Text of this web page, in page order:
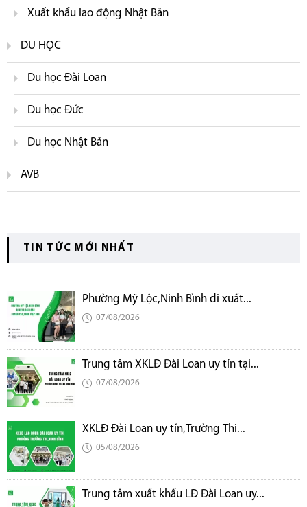
Xuất khẩu lao động Nhật Bản
DU HỌC
Du học Đài Loan
Du học Đức
Du học Nhật Bản
AVB
TIN TỨC MỚI NHẤT
Phường Mỹ Lộc,Ninh Bình đi xuất...
07/08/2026
Trung tâm XKLĐ Đài Loan uy tín tại...
07/08/2026
XKLĐ Đài Loan uy tín,Trường Thi...
05/08/2026
Trung tâm xuất khẩu LĐ Đài Loan uy...